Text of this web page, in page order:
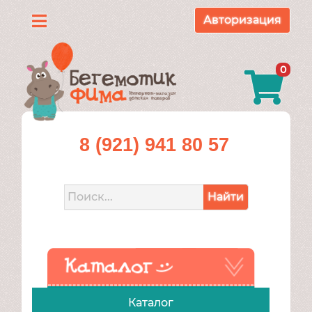
Каталог
О
нас
Доставка
Контакты
Авторизация
0
8 (921) 941 80 57
Найти
Каталог